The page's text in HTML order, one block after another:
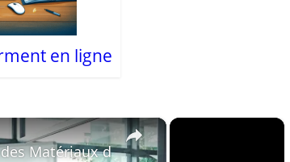
en ligne
×
×
Matériaux dans S/4HANA Partie 2